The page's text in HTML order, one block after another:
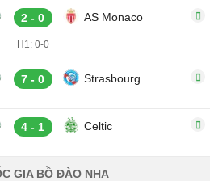
2 - 0 AS Monaco
H1: 0-0
7 - 0 Strasbourg
4 - 1 Celtic
GIA BỒ ĐÀO NHA